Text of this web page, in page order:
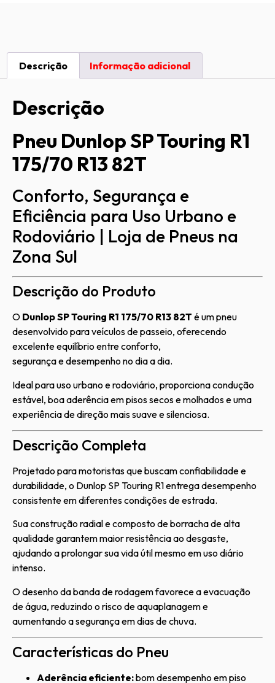
Descrição Informação adicional
Descrição
Pneu Dunlop SP Touring R1
175/70 R13 82T
Conforto, Segurança e
Eficiência para Uso Urbano e
Rodoviário | Loja de Pneus na
Zona Sul
Descrição do Produto
O Dunlop SP Touring R1 175/70 R13 82T é um pneu
desenvolvido para veículos de passeio, oferecendo
excelente equilíbrio entre conforto,
segurança e desempenho no dia a dia.
Ideal para uso urbano e rodoviário, proporciona condução
estável, boa aderência em pisos secos e molhados e uma
experiência de direção mais suave e silenciosa.
Descrição Completa
Projetado para motoristas que buscam confiabilidade e
durabilidade, o Dunlop SP Touring R1 entrega desempenho
consistente em diferentes condições de estrada.
Sua construção radial e composto de borracha de alta
qualidade garantem maior resistência ao desgaste,
ajudando a prolongar sua vida útil mesmo em uso diário
intenso.
O desenho da banda de rodagem favorece a evacuação
de água, reduzindo o risco de aquaplanagem e
aumentando a segurança em dias de chuva.
Características do Pneu
Aderência eficiente:bom desempenho em piso